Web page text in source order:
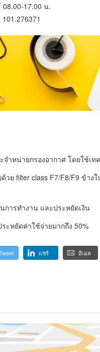
17.00 น.
ำหน่ายกรองอากาศ โดยใช้เท
วย filter class F7/F8/F9 ข้า
การทำงาน และประหยัดเงิน
หยัดค่าใช้จ่ายมากถึง 50%
แชร์ อีเมล